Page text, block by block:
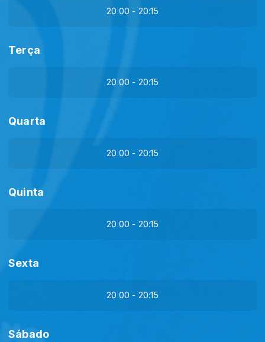
20:00 - 20:15
Terça
20:00 - 20:15
Quarta
20:00 - 20:15
Quinta
20:00 - 20:15
Sexta
20:00 - 20:15
Sábado